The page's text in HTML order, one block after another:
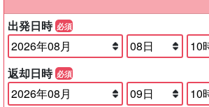
出発日時 必須
返却日時 必須